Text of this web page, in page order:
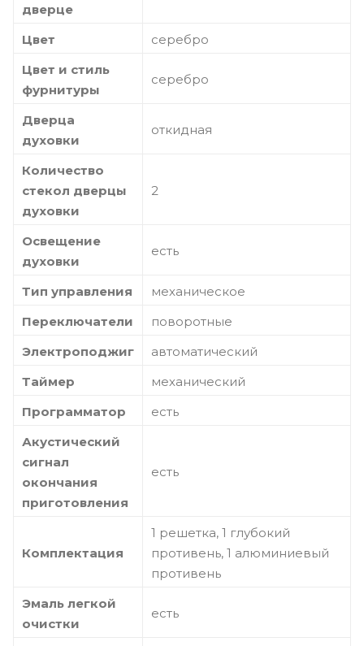
дверце
Цвет
серебро
Цвет и стиль
фурнитуры
серебро
Дверца
духовки
откидная
Количество
стекол дверцы
духовки
2
Освещение
духовки
есть
Тип управления
механическое
Переключатели
поворотные
Электроподжиг
автоматический
Таймер
механический
Программатор
есть
Акустический
сигнал
окончания
приготовления
есть
Комплектация
1 решетка, 1 глубокий
противень, 1 алюминиевый
противень
Эмаль легкой
очистки
есть